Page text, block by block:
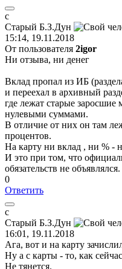
с
Старый Б.З.Дун
15:14, 19.11.2018
От пользователя 2igor
Ни отзыва, ни денег
Вклад пропал из ИБ
и переехал в архивный
где лежат старые
нулевыми суммами.
В отличие от них он там
процентов.
На карту ни вклад , ни % -
И это при том, что
обязательств не
0
Ответить
с
Старый Б.З.Дун
16:01, 19.11.2018
Ага, вот и на карту
Ну а с карты - то, как
Не тянется.